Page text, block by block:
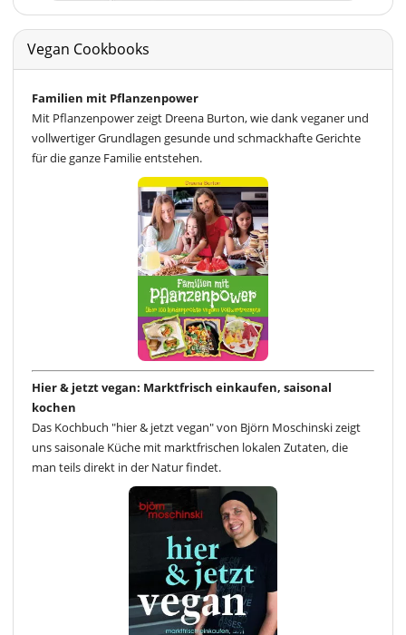
Vegan Cookbooks
Familien mit Pflanzenpower
Mit Pflanzenpower zeigt Dreena Burton, wie dank veganer und
vollwertiger Grundlagen gesunde und schmackhafte Gerichte
für die ganze Familie entstehen.
Hier & jetzt vegan: Marktfrisch einkaufen, saisonal
kochen
Das Kochbuch "hier & jetzt vegan" von Björn Moschinski zeigt
uns saisonale Küche mit marktfrischen lokalen Zutaten, die
man teils direkt in der Natur findet.